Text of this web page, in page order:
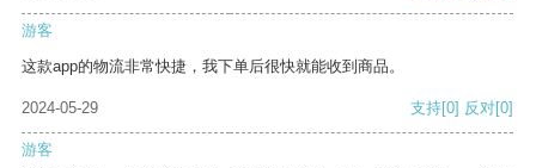
游客
这款app的物流非常快捷，我下单后很快就能收到商品。
2024-05-29 支持[0] 反对[0]
游客